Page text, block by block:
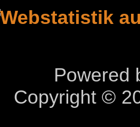
Powered
Copyright ©